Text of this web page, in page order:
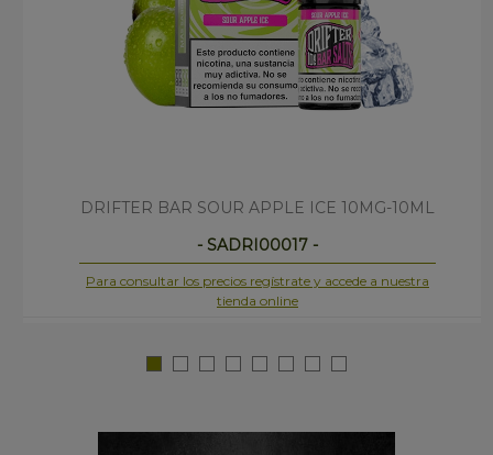
DRIFTER BAR SOUR APPLE ICE 10MG-10ML
- SADRI00017 -
Para consultar los precios regístrate y accede a nuestra
tienda online